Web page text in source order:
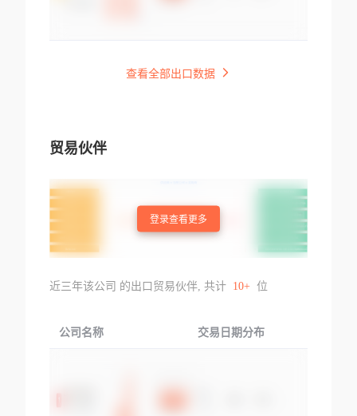
查看全部出口数据
贸易伙伴
登录查看更多
近三年该公司 的出口贸易伙伴, 共计 10+ 位
公司名称 交易日期分布